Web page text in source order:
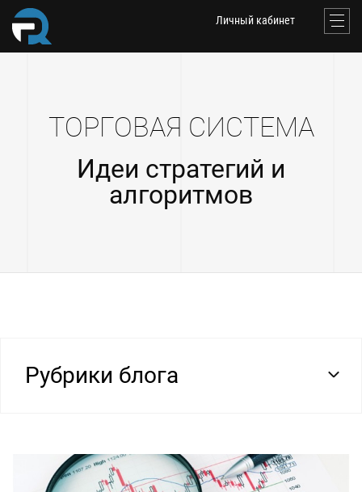
Личный кабинет
ТОРГОВАЯ СИСТЕМА
Идеи стратегий и
алгоритмов
Рубрики блога